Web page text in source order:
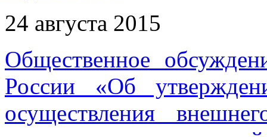
24 августа 2015
Общественное
России «Об
осуществления